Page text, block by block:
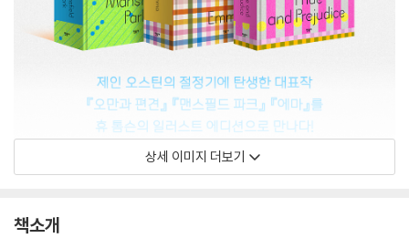
상세 이미지 더보기
책소개